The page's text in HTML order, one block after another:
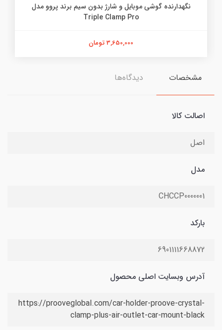
نگهدارنده گوشی موبایل و شارژ بدون سیم برند پروو مدل
Triple Clamp Pro
3,650,000 تومان
مشخصات دیدگاه‌ها
اصالت کالا
اصل
مدل
CHCCP0000001
بارکد
6901111668872
آدرس وبسایت اصلی محصول
https://prooveglobal.com/car-holder-proove-crystal-
clamp-plus-air-outlet-car-mount-black